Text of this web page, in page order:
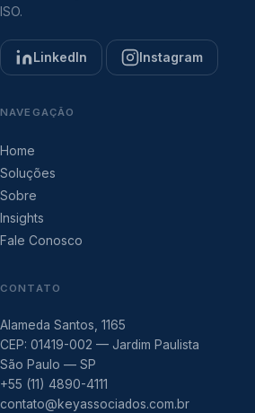
ISO.
LinkedIn Instagram
NAVEGAÇÃO
Home
Soluções
Sobre
Insights
Fale Conosco
CONTATO
Alameda Santos, 1165
CEP: 01419-002 — Jardim Paulista
São Paulo — SP
+55 (11) 4890-4111
contato@keyassociados.com.br